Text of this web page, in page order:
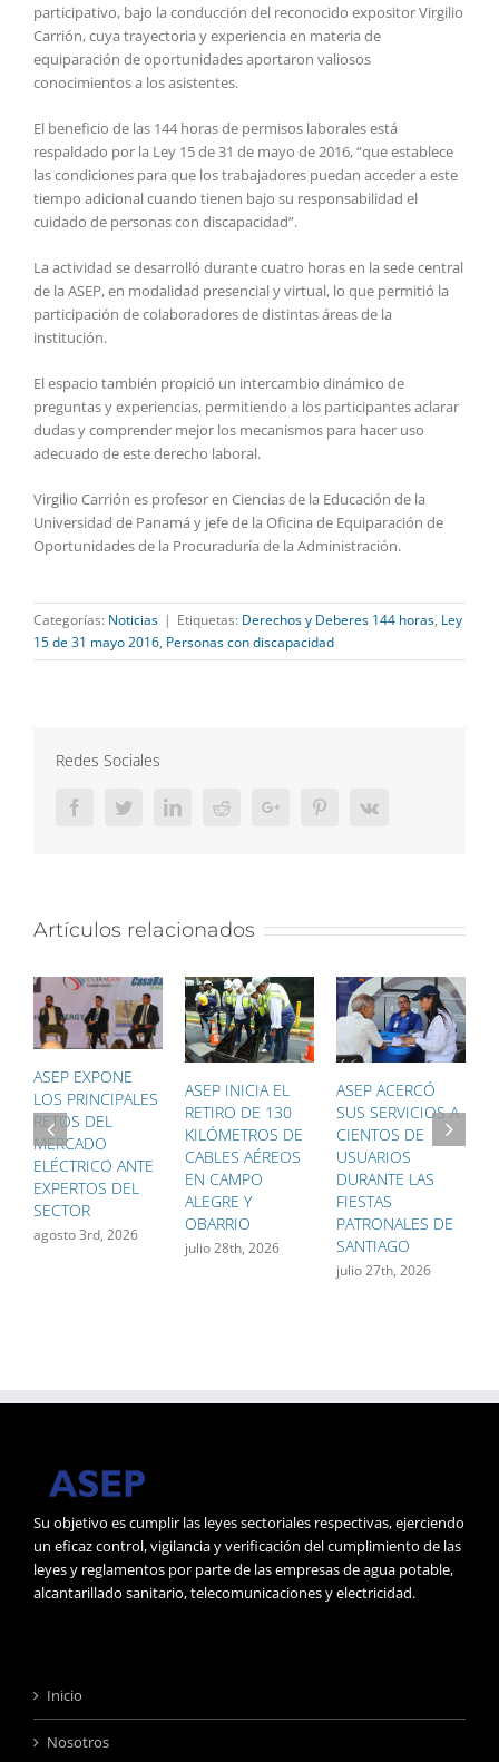
participativo, bajo la conducción del reconocido expositor Virgilio
Carrión, cuya trayectoria y experiencia en materia de
equiparación de oportunidades aportaron valiosos
conocimientos a los asistentes.
El beneficio de las 144 horas de permisos laborales está
respaldado por la Ley 15 de 31 de mayo de 2016, “que establece
las condiciones para que los trabajadores puedan acceder a este
tiempo adicional cuando tienen bajo su responsabilidad el
cuidado de personas con discapacidad”.
La actividad se desarrolló durante cuatro horas en la sede central
de la ASEP, en modalidad presencial y virtual, lo que permitió la
participación de colaboradores de distintas áreas de la
institución.
El espacio también propició un intercambio dinámico de
preguntas y experiencias, permitiendo a los participantes aclarar
dudas y comprender mejor los mecanismos para hacer uso
adecuado de este derecho laboral.
Virgilio Carrión es profesor en Ciencias de la Educación de la
Universidad de Panamá y jefe de la Oficina de Equiparación de
Oportunidades de la Procuraduría de la Administración.
Categorías: Noticias | Etiquetas: Derechos y Deberes 144 horas, Ley
15 de 31 mayo 2016, Personas con discapacidad
Redes Sociales
FacebookTwitterLinkedInRedditGoogle+ PinterestVk
Artículos relacionados
ASEP EXPONE
LOS PRINCIPALES
RETOS DEL
MERCADO
ELÉCTRICO ANTE
EXPERTOS DEL
SECTOR
agosto 3rd, 2026
ASEP INICIA EL
RETIRO DE 130
KILÓMETROS DE
CABLES AÉREOS
EN CAMPO
ALEGRE Y
OBARRIO
julio 28th, 2026
ASEP ACERCÓ
SUS SERVICIOS A
CIENTOS DE
USUARIOS
DURANTE LAS
FIESTAS
PATRONALES DE
SANTIAGO
julio 27th, 2026
Su objetivo es cumplir las leyes sectoriales respectivas, ejerciendo
un eficaz control, vigilancia y verificación del cumplimiento de las
leyes y reglamentos por parte de las empresas de agua potable,
alcantarillado sanitario, telecomunicaciones y electricidad.
Inicio
Nosotros